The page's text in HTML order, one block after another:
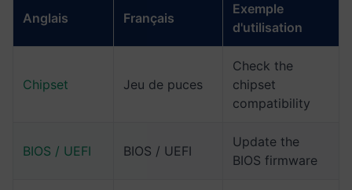
Anglais Français
Exemple
d'utilisation
Chipset Jeu de puces
Check the
chipset
compatibility
BIOS / UEFI BIOS / UEFI
Update the
BIOS firmware